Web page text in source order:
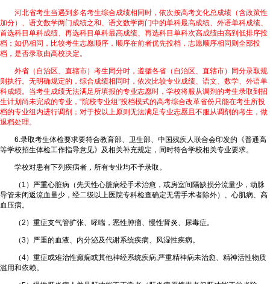
河北省考生当遇到多名考生综合成绩相同时，依次按高考文化总成绩（含政策性
加分）、语文数学两门成绩之和、语文数学两门中的单科最高成绩、外语单科成绩、
首选科目单科成绩、再选科目单科最高成绩、再选科目单科次高成绩由高到低排序投
档；如仍相同，比较考生志愿顺序，顺序在前者优先投档，志愿顺序相同则全部投
档，是否录取由高校决定。
外省（自治区、直辖市）考生同分时，遵循各省（自治区、直辖市）同分录取规
则执行。无明确规定的，综合成绩相同时，依次比较专业成绩、语文、数学、外语单
科成绩。当考生成绩无法满足所填报的专业志愿时，学校将服从调剂的考生录取到招
生计划尚未完成的专业，“院校专业组”投档模式的高考综合改革省份只能在考生所投
档的专业组内进行调剂；对于按以上原则无法满足专业志愿且不服从调剂的考生，做
退档处理。
6.录取考生体检要求要符合教育部、卫生部、中国残疾人联合会印发的《普通高
等学校招生体检工作指导意见》及相关补充规定，同时符合学校相关专业要求。
学校对患有下列疾病者，所有专业均不予录取。
（1）严重心脏病（先天性心脏病经手术治愈，或房室间隔缺损分流量少，动脉
导管未闭返流血量少，经二级以上医院专科检查确定无需手术者除外）、心肌病、高
血压病。
（2）重症支气管扩张、哮喘，恶性肿瘤、慢性肾炎、尿毒症。
（3）严重的血液、内分泌及代谢系统疾病、风湿性疾病。
（4）重症或难治性癫痫或其他神经系统疾病;严重精神病未治愈、精神活性物质
滥用和依赖。